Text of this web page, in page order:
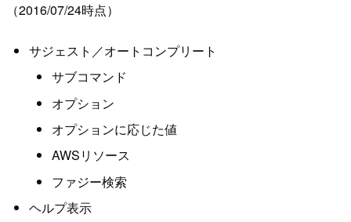
（2016/07/24時点）
サジェスト／オートコンプリート
サブコマンド
オプション
オプションに応じた値
AWSリソース
ファジー検索
ヘルプ表示